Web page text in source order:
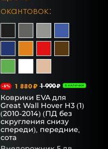
окантовок:
-6% 1 880 ₽ 1 990 ₽ В НАЛИЧИИ
Коврики EVA для
Great Wall Hover H3 (1)
(2010-2014) (ПД без
скругления снизу
спереди), передние,
сота